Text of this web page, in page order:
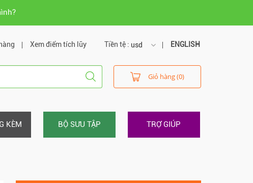
Tiền tệ : usd
usd
vnd
ENGLISH
Xem điểm tích lũy
Giỏ hàng (0)
KÈM BỘ SƯU TẬP TRỢ GIÚP